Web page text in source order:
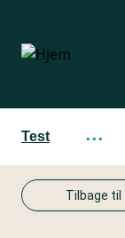
hovedindhold
Test ···
Tilbage